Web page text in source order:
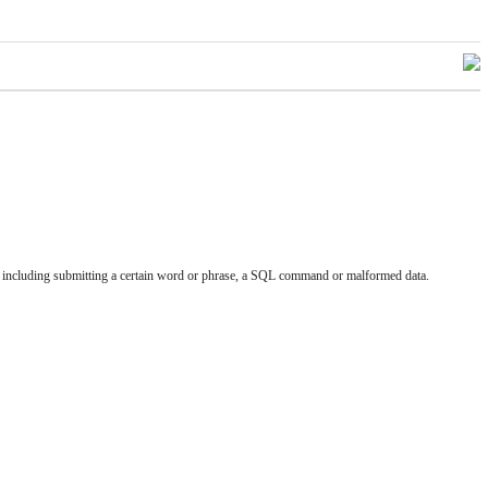
submitting a certain word or phrase, a SQL command or malformed data.